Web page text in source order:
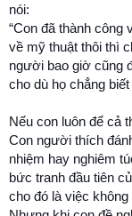
nói:
“Con đã thành công
về mỹ thuật thôi thì
người bao giờ cũng
cho dù họ chẳng
Nếu con luôn để cả
Con người thích
nhiệm hay nghiêm
bức tranh đầu tiên
cho đó là việc không